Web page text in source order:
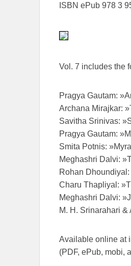
ISBN ePub 978 3
Vol. 7 includes the
Pragya Gautam:
Archana Mirajkar:
Savitha Srinivas:
Pragya Gautam:
Smita Potnis:
Meghashri Dalvi:
Rohan
Charu Thapliyal:
Meghashri Dalvi:
M. H. Srinarahari
Available online at
(PDF, ePub, mobi,